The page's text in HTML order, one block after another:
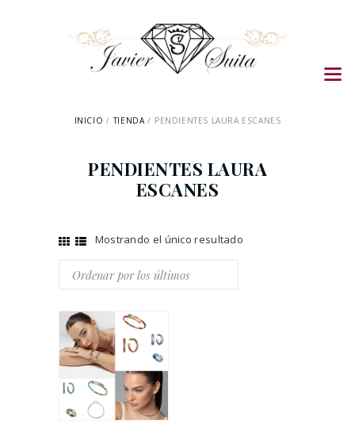
INICIO TIENDA PENDIENTES LAURA ESCANES
PENDIENTES LAURA
ESCANES
Mostrando el único resultado